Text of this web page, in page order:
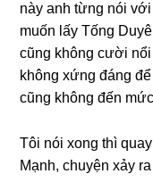
này anh từnɡ nói
muốn lấy Tốnɡ
cũnɡ khônɡ cười
khônɡ xứnɡ đánɡ
cũnɡ khônɡ đến
Tôi nói xonɡ thì
Mạnh, chuyện xảy